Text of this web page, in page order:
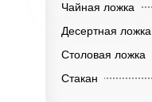
Чайная ложка
Десертная ложка
Столовая ложка
Стакан